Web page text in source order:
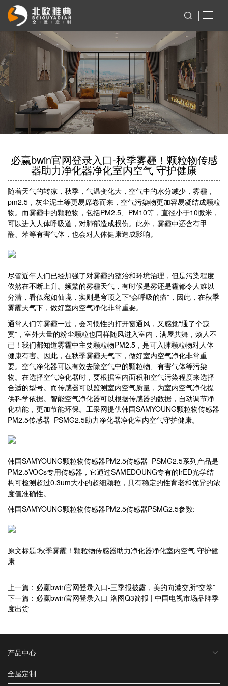
必赢bwin官网登录入口-秋季雾霾！颗粒物传感
器助力净化器净化室内空气 守护健康
随着天气的转凉，秋季，气温变化大，空气中的水分减少，雾霾，
pm2.5，灰尘泥土等更易席卷而来，空气污染物更加容易凝结成颗粒
物。而雾霾中的颗粒物，包括PM2.5、PM10等，直径小于10微米，
可以进入人体呼吸道，对肺部造成损伤。此外，雾霾中还含有甲
醛、苯等有害气体，也会对人体健康造成影响。
尽管近年人们已经加强了对雾霾的整治和环境治理，但是污染程度
依然在不断上升。频繁的雾霾天气，有时候是雾还是霾都令人难以
分清，看似宛如仙境，实则是穹顶之下“会呼吸的痛”，因此，在秋季
雾霾天气下，做好室内空气净化非常重要。
通常人们等雾霾一过，会习惯性的打开窗通风，又感觉“通了个寂
寞”，室外大量的粉尘颗粒也同样随风进入室内，满屋共舞，烦人不
已！我们都知道雾霾中主要颗粒物PM2.5，是可入肺颗粒物对人体
健康有害。因此，在秋季雾霾天气下，做好室内空气净化非常重
要。空气净化器可以有效去除空气中的颗粒物、有害气体等污染
物。在选择空气净化器时，要根据室内面积和空气污染程度来选择
合适的型号。而传感器可以监测室内空气质量，为室内空气净化提
供科学依据。智能空气净化器可以根据传感器的数据，自动调节净
化功能，更加节能环保。工采网提供韩国SAMYOUNG颗粒物传感器
PM2.5传感器–PSMG2.5助力净化器净化室内空气守护健康。
韩国SAMYOUNG颗粒物传感器PM2.5传感器–PSMG2.5系列产品是
PM2.5VOCs专用传感器，它通过SAMEDOUNG专有的lrED光学结
构可检测超过0.3um大小的超细颗粒，具有稳定的性育老和优异的浓
度值准确性。
韩国SAMYOUNG颗粒物传感器PM2.5传感器PSMG2.5参数:
原文标题:秋季雾霾！颗粒物传感器助力净化器净化室内空气 守护健
康
上一篇：必赢bwin官网登录入口-三季报披露，美的向港交所“交卷”
下一篇：必赢bwin官网登录入口-洛图Q3简报 | 中国电视市场品牌季
度出货
产品中心
全屋定制